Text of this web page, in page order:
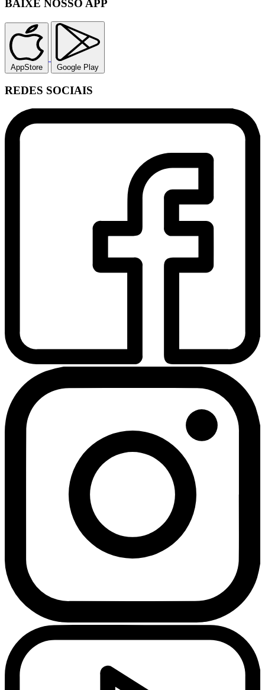
BAIXE NOSSO APP
AppStore Google Play
REDES SOCIAIS